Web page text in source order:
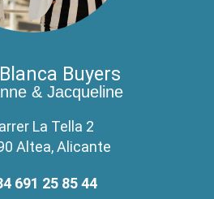
Buyers
& Jacqueline
La Tella 2
Altea, Alicante
691 25 85 44